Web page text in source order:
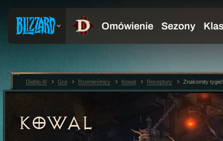
KOWAL
Diablo III Gra Rzemieślnicy Kowal Receptury Znakomity tygiel